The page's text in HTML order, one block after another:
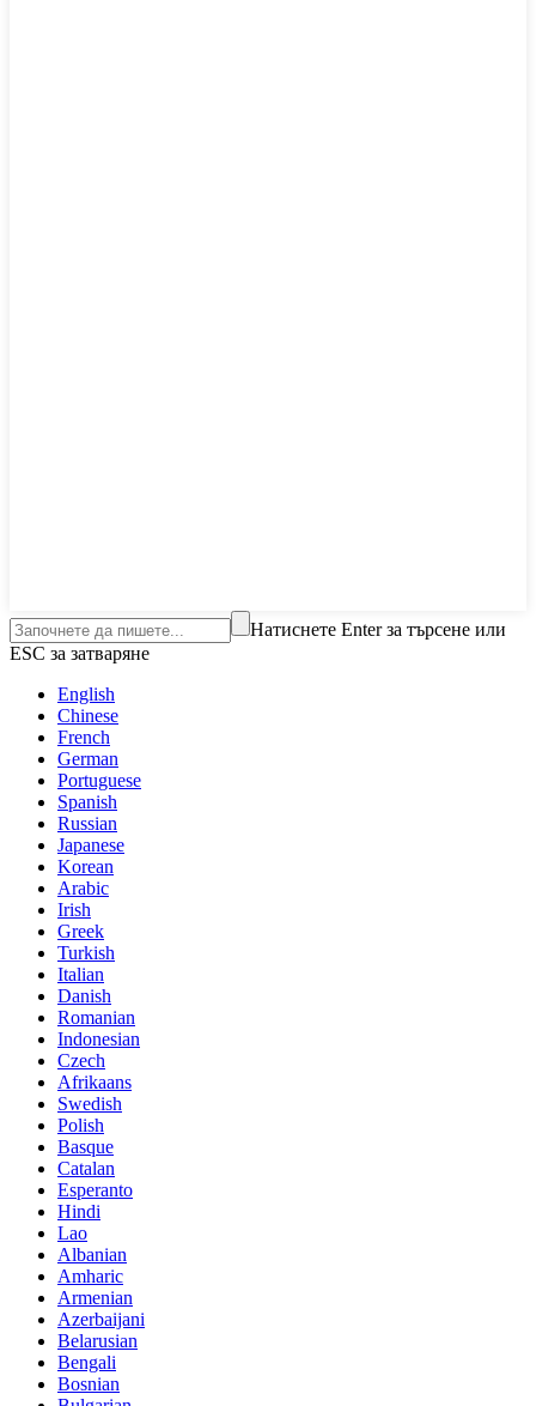
Натиснете Enter за търсене или
ESC за затваряне
English
Chinese
French
German
Portuguese
Spanish
Russian
Japanese
Korean
Arabic
Irish
Greek
Turkish
Italian
Danish
Romanian
Indonesian
Czech
Afrikaans
Swedish
Polish
Basque
Catalan
Esperanto
Hindi
Lao
Albanian
Amharic
Armenian
Azerbaijani
Belarusian
Bengali
Bosnian